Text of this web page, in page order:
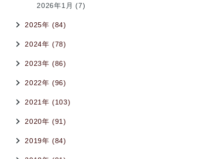
2026年1月 (7)
2025年 (84)
2024年 (78)
2023年 (86)
2022年 (96)
2021年 (103)
2020年 (91)
2019年 (84)